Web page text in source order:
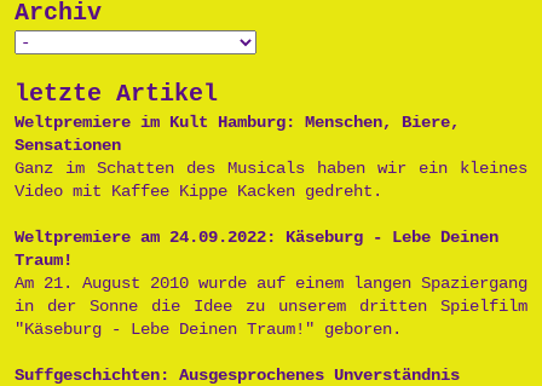
Archiv
letzte Artikel
Weltpremiere im Kult Hamburg: Menschen, Biere,
Sensationen
Ganz im Schatten des Musicals haben wir ein kleines
Video mit Kaffee Kippe Kacken gedreht.
Weltpremiere am 24.09.2022: Käseburg - Lebe Deinen
Traum!
Am 21. August 2010 wurde auf einem langen Spaziergang
in der Sonne die Idee zu unserem dritten Spielfilm
"Käseburg - Lebe Deinen Traum!" geboren.
Suffgeschichten: Ausgesprochenes Unverständnis